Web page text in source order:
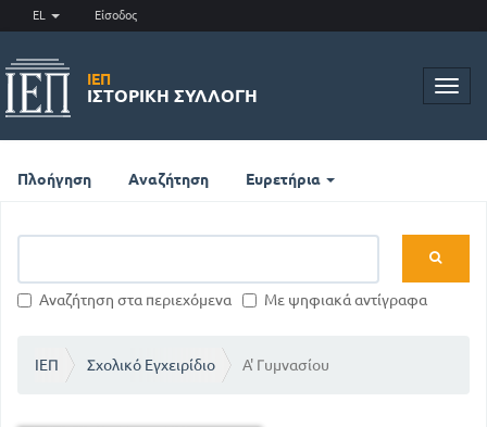
EL Είσοδος
ΙΕΠ
ΙΣΤΟΡΙΚΉ ΣΥΛΛΟΓΉ
Πλοήγηση Αναζήτηση Ευρετήρια
Αναζήτηση στα περιεχόμενα Με ψηφιακά αντίγραφα
ΙΕΠ Σχολικό Εγχειρίδιο Α' Γυμνασίου